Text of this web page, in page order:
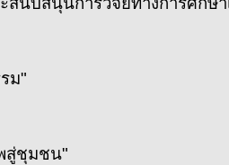
ม"
ชุมชน"